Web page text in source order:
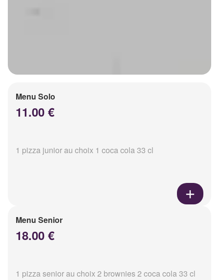
Menu Solo
11.00 €
1 pizza junior au choix 1 coca cola 33 cl
Menu Senior
18.00 €
1 pizza senior au choix 2 brownies 2 coca cola 33 cl